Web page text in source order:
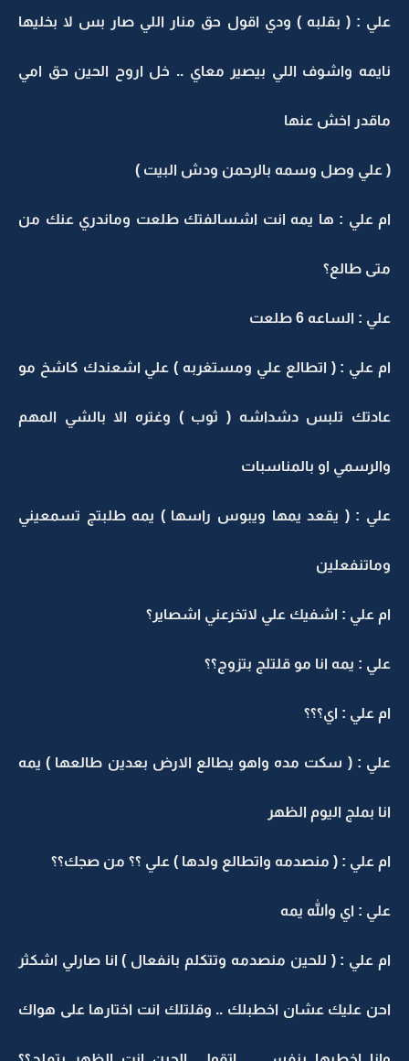
علي : ( بقلبه ) ودي اقول حق منار اللي صار بس لا بخليها
نايمه واشوف اللي بيصير معاي .. خل اروح الحين حق امي
ماقدر اخش عنها
( علي وصل وسمه بالرحمن ودش البيت )
ام علي : ها يمه انت اشسالفتك طلعت وماندري عنك من
متى طالع؟
علي : الساعه 6 طلعت
ام علي : ( اتطالع علي ومستغربه ) علي اشعندك كاشخ مو
عادتك تلبس دشداشه ( ثوب ) وغتره الا بالشي المهم
والرسمي او بالمناسبات
علي : ( يقعد يمها ويبوس راسها ) يمه طلبتج تسمعيني
وماتنفعلين
ام علي : اشفيك علي لاتخرعني اشصاير؟
علي : يمه انا مو قلتلج بتزوج؟؟
ام علي : اي؟؟؟
علي : ( سكت مده واهو يطالع الارض بعدين طالعها ) يمه
انا بملج اليوم الظهر
ام علي : ( منصدمه واتطالع ولدها ) علي ؟؟ من صجك؟؟
علي : اي والله يمه
ام علي : ( للحين منصدمه وتتكلم بانفعال ) انا صارلي اشكثر
احن عليك عشان اخطبلك .. وقلتلك انت اختارها على هواك